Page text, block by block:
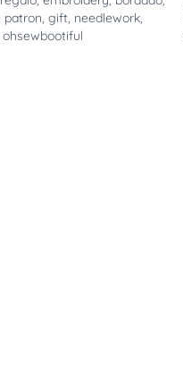
patron, gift, needlework,
ohsewbootiful